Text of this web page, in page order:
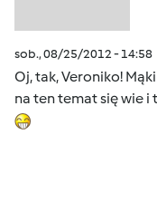
sob., 08/25/2012 - 14:58
Oj, tak, Veroniko!
na ten temat się wie i